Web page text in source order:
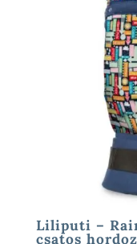
Liliputi –
csatos